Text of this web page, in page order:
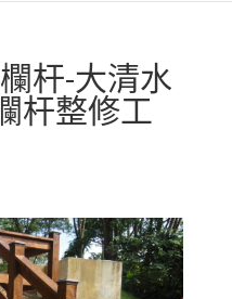
杆-大清水
杆整修工